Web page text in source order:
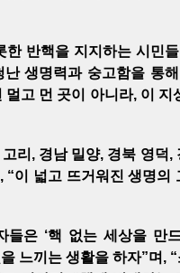
반핵을 지지하는 시민
생명력과 숭고함을 통
고 먼 곳이 아니라, 이 지
리, 경남 밀양, 경북 영덕,
“이 넓고 뜨거워진 생명의
들은 ‘핵 없는 세상을 만
느끼는 생활을 하자”며,